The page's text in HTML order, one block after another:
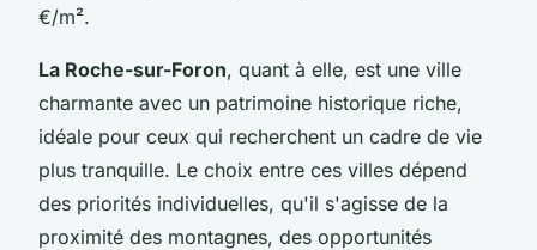
€/m².
La Roche-sur-Foron, quant à elle, est une ville
charmante avec un patrimoine historique riche,
idéale pour ceux qui recherchent un cadre de vie
plus tranquille. Le choix entre ces villes dépend
des priorités individuelles, qu'il s'agisse de la
proximité des montagnes, des opportunités